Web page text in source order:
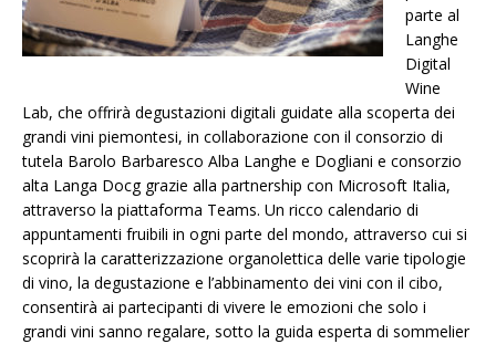
parte al
Langhe
Digital
Wine
Lab, che offrirà degustazioni digitali guidate alla scoperta dei
grandi vini piemontesi, in collaborazione con il consorzio di
tutela Barolo Barbaresco Alba Langhe e Dogliani e consorzio
alta Langa Docg grazie alla partnership con Microsoft Italia,
attraverso la piattaforma Teams. Un ricco calendario di
appuntamenti fruibili in ogni parte del mondo, attraverso cui si
scoprirà la caratterizzazione organolettica delle varie tipologie
di vino, la degustazione e l’abbinamento dei vini con il cibo,
consentirà ai partecipanti di vivere le emozioni che solo i
grandi vini sanno regalare, sotto la guida esperta di sommelier